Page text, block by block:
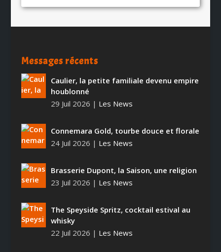
Messages récents
Caulier, la petite familiale devenu empire
houblonné
29 Juil 2026 | Les News
Connemara Gold, tourbe douce et florale
24 Juil 2026 | Les News
Brasserie Dupont, la Saison, une religion
23 Juil 2026 | Les News
The Speyside Spritz, cocktail estival au
whisky
22 Juil 2026 | Les News